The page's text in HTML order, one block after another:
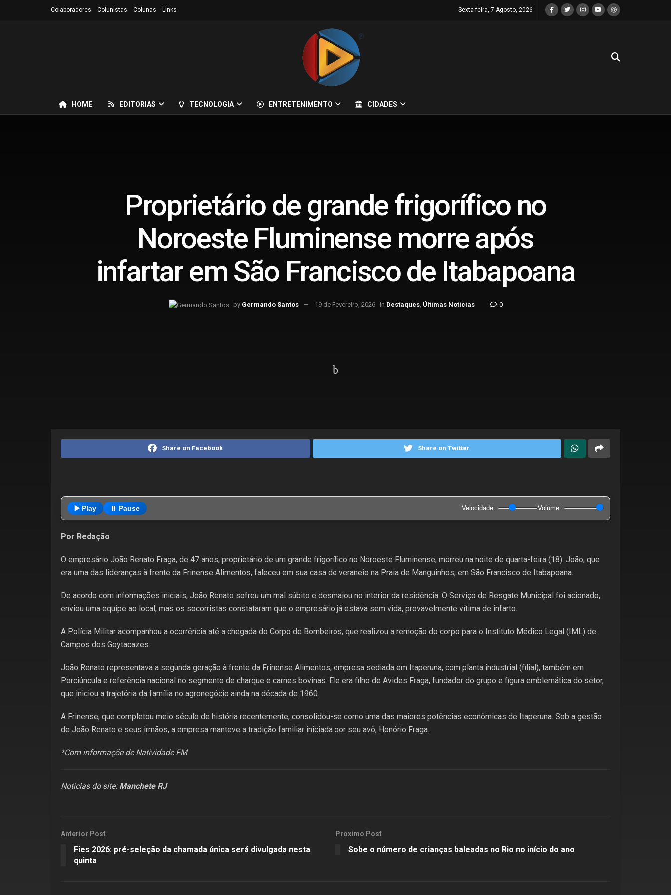
Colaboradores Colunistas Colunas Links Sexta-feira, 7 Agosto, 2026
HOME EDITORIAS TECNOLOGIA ENTRETENIMENTO CIDADES
Proprietário de grande frigorífico no
Noroeste Fluminense morre após
infartar em São Francisco de Itabapoana
by Germando Santos 19 de Fevereiro, 2026 in Destaques, Últimas Notícias 0
Share on Facebook Share on Twitter
▶️ Play ⏸️ Pause Velocidade: Volume:
Por Redação
O empresário João Renato Fraga, de 47 anos, proprietário de um grande frigorífico no Noroeste Fluminense, morreu na noite de quarta-feira (18). João, que
era uma das lideranças à frente da Frinense Alimentos, faleceu em sua casa de veraneio na Praia de Manguinhos, em São Francisco de Itabapoana.
De acordo com informações iniciais, João Renato sofreu um mal súbito e desmaiou no interior da residência. O Serviço de Resgate Municipal foi acionado,
enviou uma equipe ao local, mas os socorristas constataram que o empresário já estava sem vida, provavelmente vítima de infarto.
A Polícia Militar acompanhou a ocorrência até a chegada do Corpo de Bombeiros, que realizou a remoção do corpo para o Instituto Médico Legal (IML) de
Campos dos Goytacazes.
João Renato representava a segunda geração à frente da Frinense Alimentos, empresa sediada em Itaperuna, com planta industrial (filial), também em
Porciúncula e referência nacional no segmento de charque e carnes bovinas. Ele era filho de Avides Fraga, fundador do grupo e figura emblemática do setor,
que iniciou a trajetória da família no agronegócio ainda na década de 1960.
A Frinense, que completou meio século de história recentemente, consolidou-se como uma das maiores potências econômicas de Itaperuna. Sob a gestão
de João Renato e seus irmãos, a empresa manteve a tradição familiar iniciada por seu avô, Honório Fraga.
*Com informaçõe de Natividade FM
Notícias do site: Manchete RJ
Anterior Post
Fies 2026: pré-seleção da chamada única será divulgada nesta
quinta
Proximo Post
Sobe o número de crianças baleadas no Rio no início do ano